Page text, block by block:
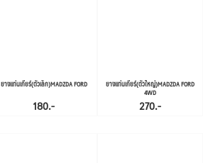
ยางแท่นเกียร์(ตัวเล็ก)MADZDA FORD
180.-
ยางแท่นเกียร์(ตัวใหญ่)MADZDA FORD
4WD
270.-